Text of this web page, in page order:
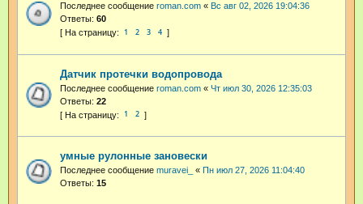
Последнее сообщение roman.com « Вс авг 02, 2026 19:04:36
Ответы: 60
1 2 3 4
Датчик протечки водопровода
Последнее сообщение roman.com « Чт июл 30, 2026 12:35:03
Ответы: 22
1 2
умные рулонные зановески
Последнее сообщение muravei_ « Пн июл 27, 2026 11:04:40
Ответы: 15